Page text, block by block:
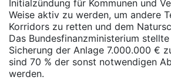
Initialzündung für Kommunen und
Weise aktiv zu werden, um andere
Korridors zu retten und dem
Das Bundesfinanzministerium
Sicherung der Anlage 7.000.000 €
sind 70 % der sonst notwendigen
werden.